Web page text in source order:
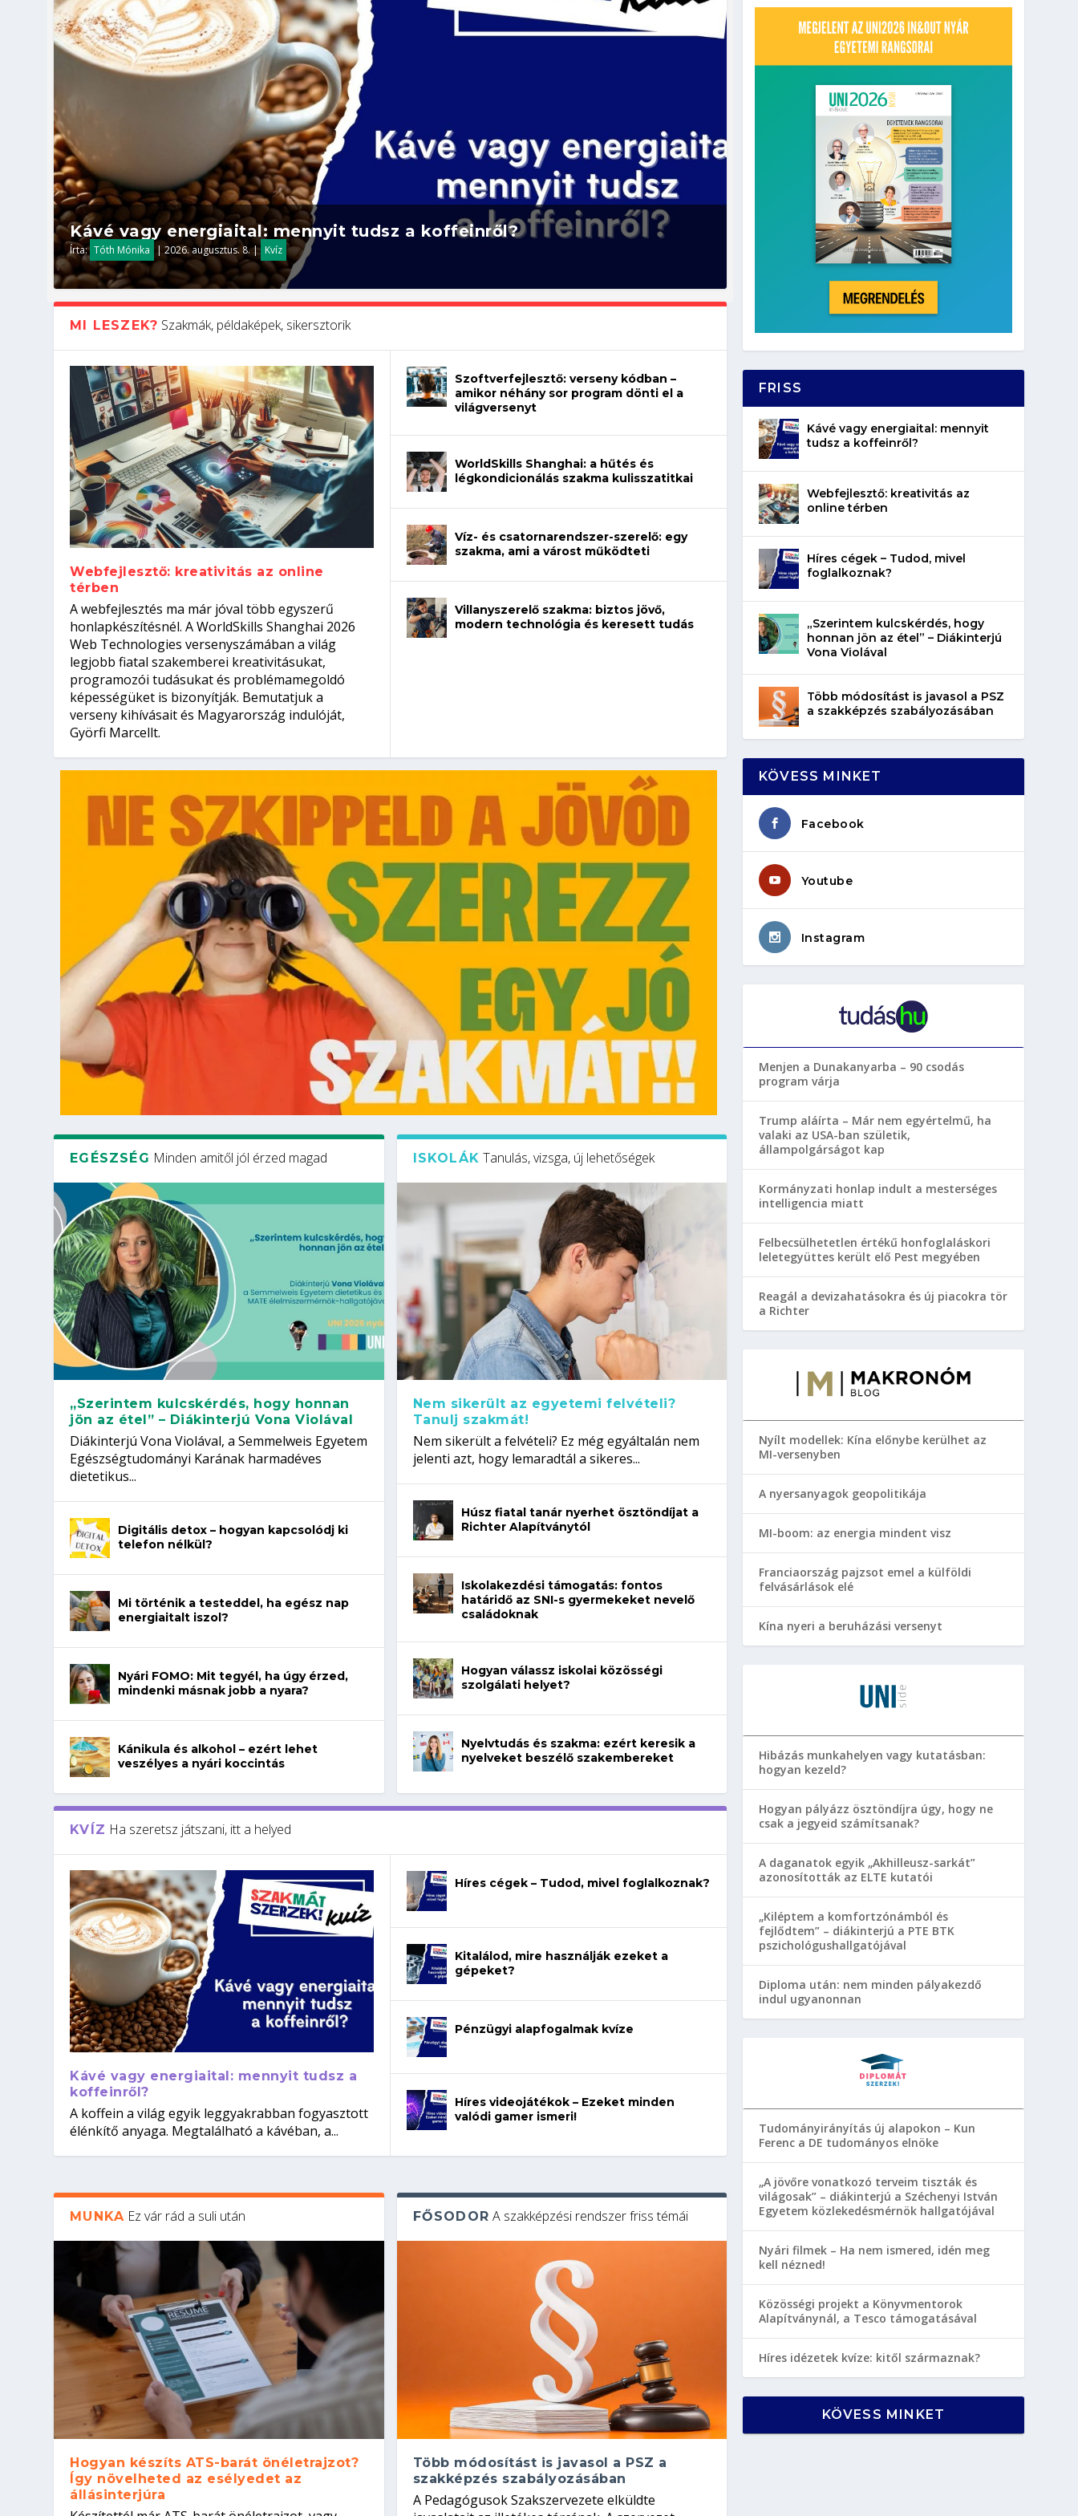
Kávé vagy energiaital: mennyit tudsz a koffeinről?
Írta: Tóth Mónika |2026. augusztus. 8.| Kvíz
Hogyan készíts ATS-barát önéletrajzot? Így növelheted az esélyedet az
állásinterjúra...
Írta: Oláh Erika |2026. augusztus. 5.| Munka
Kitalálod, mire használják ezeket a gépeket?
Írta: Tóth Mónika |2026. augusztus. 4.| Kvíz
Nem sikerült az egyetemi felvételi? Tanulj szakmát!
Írta: Oláh Erika |2026. augusztus. 4.| Iskolák
Szoftverfejlesztő: verseny kódban – amikor néhány sor program dönti
el a világversenyt...
Írta: Szakmát Szerzek | 2026. augusztus. 3.| Mi leszek?
MI LESZEK? Szakmák, példaképek, sikersztorik
Webfejlesztő: kreativitás az online
térben
A webfejlesztés ma már jóval több egyszerű
honlapkészítésnél. A WorldSkills Shanghai 2026
Web Technologies versenyszámában a világ
legjobb fiatal szakemberei kreativitásukat,
programozói tudásukat és problémamegoldó
képességüket is bizonyítják. Bemutatjuk a
verseny kihívásait és Magyarország indulóját,
Györfi Marcellt.
Szoftverfejlesztő: verseny kódban –
amikor néhány sor program dönti el a
világversenyt
WorldSkills Shanghai: a hűtés és
légkondicionálás szakma kulisszatitkai
Víz- és csatornarendszer-szerelő: egy
szakma, ami a várost működteti
Villanyszerelő szakma: biztos jövő,
modern technológia és keresett tudás
EGÉSZSÉG Minden amitől jól érzed magad
„Szerintem kulcskérdés, hogy honnan
jön az étel” – Diákinterjú Vona Violával
Diákinterjú Vona Violával, a Semmelweis Egyetem
Egészségtudományi Karának harmadéves
dietetikus...
Digitális detox – hogyan kapcsolódj ki
telefon nélkül?
Mi történik a testeddel, ha egész nap
energiaitalt iszol?
Nyári FOMO: Mit tegyél, ha úgy érzed,
mindenki másnak jobb a nyara?
Kánikula és alkohol – ezért lehet
veszélyes a nyári koccintás
ISKOLÁK Tanulás, vizsga, új lehetőségek
Nem sikerült az egyetemi felvételi?
Tanulj szakmát!
Nem sikerült a felvételi? Ez még egyáltalán nem
jelenti azt, hogy lemaradtál a sikeres...
Húsz fiatal tanár nyerhet ösztöndíjat a
Richter Alapítványtól
Iskolakezdési támogatás: fontos
határidő az SNI-s gyermekeket nevelő
családoknak
Hogyan válassz iskolai közösségi
szolgálati helyet?
Nyelvtudás és szakma: ezért keresik a
nyelveket beszélő szakembereket
KVÍZ Ha szeretsz játszani, itt a helyed
Kávé vagy energiaital: mennyit tudsz a
koffeinről?
A koffein a világ egyik leggyakrabban fogyasztott
élénkítő anyaga. Megtalálható a kávéban, a...
Híres cégek – Tudod, mivel foglalkoznak?
Kitalálod, mire használják ezeket a
gépeket?
Pénzügyi alapfogalmak kvíze
Híres videojátékok – Ezeket minden
valódi gamer ismeri!
MUNKA Ez vár rád a suli után
Hogyan készíts ATS-barát önéletrajzot?
Így növelheted az esélyedet az
állásinterjúra
FŐSODOR A szakképzési rendszer friss témái
Több módosítást is javasol a PSZ a
szakképzés szabályozásában
A Pedagógusok Szakszervezete elküldte
FRISS
Kávé vagy energiaital: mennyit
tudsz a koffeinről?
Webfejlesztő: kreativitás az
online térben
Híres cégek – Tudod, mivel
foglalkoznak?
„Szerintem kulcskérdés, hogy
honnan jön az étel” – Diákinterjú
Vona Violával
Több módosítást is javasol a PSZ
a szakképzés szabályozásában
KÖVESS MINKET
Facebook
Youtube
Instagram
Menjen a Dunakanyarba – 90 csodás
program várja
Trump aláírta – Már nem egyértelmű, ha
valaki az USA-ban születik,
állampolgárságot kap
Kormányzati honlap indult a mesterséges
intelligencia miatt
Felbecsülhetetlen értékű honfoglaláskori
leletegyüttes került elő Pest megyében
Reagál a devizahatásokra és új piacokra tör
a Richter
Nyílt modellek: Kína előnybe kerülhet az
MI-versenyben
A nyersanyagok geopolitikája
MI-boom: az energia mindent visz
Franciaország pajzsot emel a külföldi
felvásárlások elé
Kína nyeri a beruházási versenyt
Hibázás munkahelyen vagy kutatásban:
hogyan kezeld?
Hogyan pályázz ösztöndíjra úgy, hogy ne
csak a jegyeid számítsanak?
A daganatok egyik „Akhilleusz-sarkát”
azonosították az ELTE kutatói
„Kiléptem a komfortzónámból és
fejlődtem” – diákinterjú a PTE BTK
pszichológushallgatójával
Diploma után: nem minden pályakezdő
indul ugyanonnan
Tudományirányítás új alapokon – Kun
Ferenc a DE tudományos elnöke
„A jövőre vonatkozó terveim tiszták és
világosak” – diákinterjú a Széchenyi István
Egyetem közlekedésmérnök hallgatójával
Nyári filmek – Ha nem ismered, idén meg
kell nézned!
Közösségi projekt a Könyvmentorok
Alapítványnál, a Tesco támogatásával
Híres idézetek kvíze: kitől származnak?
KÖVESS MINKET